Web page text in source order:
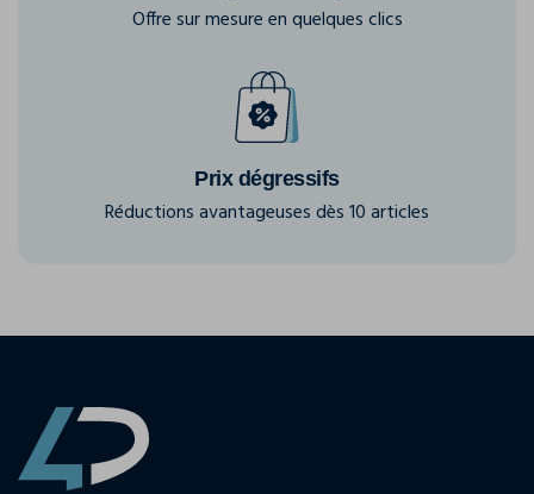
Offre sur mesure en quelques clics
Prix dégressifs
Réductions avantageuses dès 10 articles